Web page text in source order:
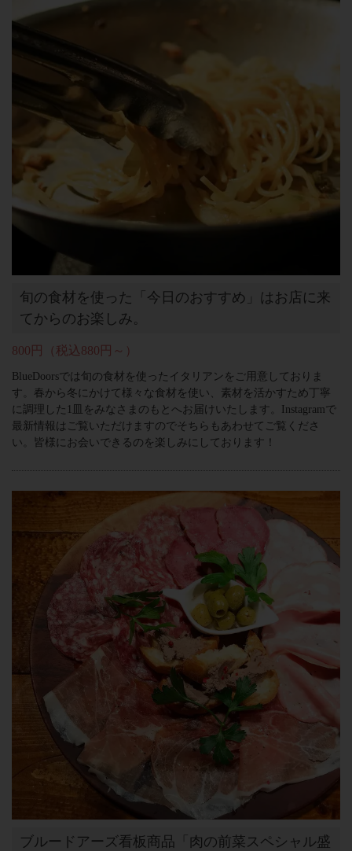
旬の食材を使った「今日のおすすめ」はお店に来
てからのお楽しみ。
800円（税込880円～）
BlueDoorsでは旬の食材を使ったイタリアンをご用意しておりま
す。春から冬にかけて様々な食材を使い、素材を活かすため丁寧
に調理した1皿をみなさまのもとへお届けいたします。Instagramで
最新情報はご覧いただけますのでそちらもあわせてご覧くださ
い。皆様にお会いできるのを楽しみにしております！
ブルードアーズ看板商品「肉の前菜スペシャル盛